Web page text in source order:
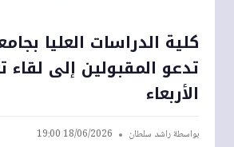
كلية الدراسات العليا
تدعو المقبولين إلى لقاء
الأربعاء
بواسطةراشد سلطان 18/06/2026 19:00